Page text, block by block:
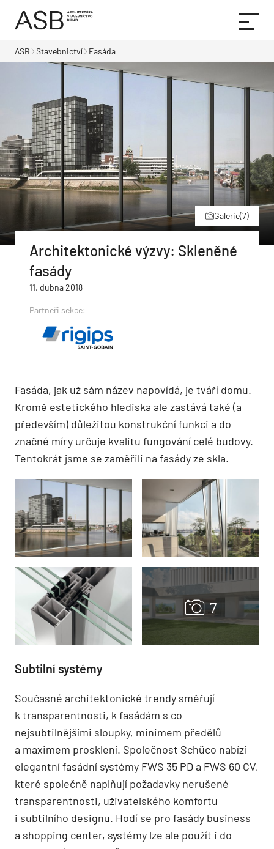
ASB Stavebnictví Fasáda
Galerie(7)
Architektonické výzvy: Skleněné
fasády
11. dubna 2018
Partneři sekce:
Fasáda, jak už sám název napovídá, je tváří domu.
Kromě estetického hlediska ale zastává také (a
především) důležitou konstrukční funkci a do
značné míry určuje kvalitu fungování celé budovy.
Tentokrát jsme se zaměřili na fasády ze skla.
Subtilní systémy
Současné architektonické trendy směřují
k transparentnosti, k fasádám s co
nejsubtilnějšími sloupky, minimem předělů
a maximem prosklení. Společnost Schüco nabízí
elegantní fasádní systémy FWS 35 PD a FWS 60 CV,
které společně naplňují požadavky nerušené
transparentnosti, uživatelského komfortu
i subtilního designu. Hodí se pro fasády business
a shopping center, systémy lze ale použít i do